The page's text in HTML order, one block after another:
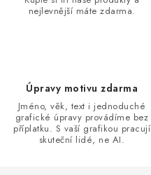
y
nejlevnější máte zdarma.
Úpravy motivu zdarma
Jméno, věk, text i jednoduché
grafické úpravy provádíme bez
příplatku. S vaší grafikou pracují
skuteční lidé, ne AI.